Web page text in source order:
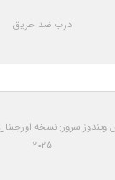
درب ضد حریق
2025